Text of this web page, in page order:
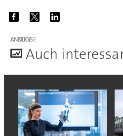
ANZEIGE
Auch